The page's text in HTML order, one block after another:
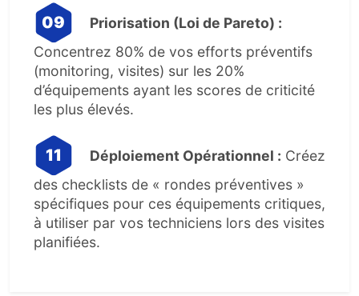
Priorisation (Loi de Pareto) :
Concentrez 80% de vos efforts préventifs
(monitoring, visites) sur les 20%
d’équipements ayant les scores de criticité
les plus élevés.
Déploiement Opérationnel : Créez
des checklists de « rondes préventives »
spécifiques pour ces équipements critiques,
à utiliser par vos techniciens lors des visites
planifiées.